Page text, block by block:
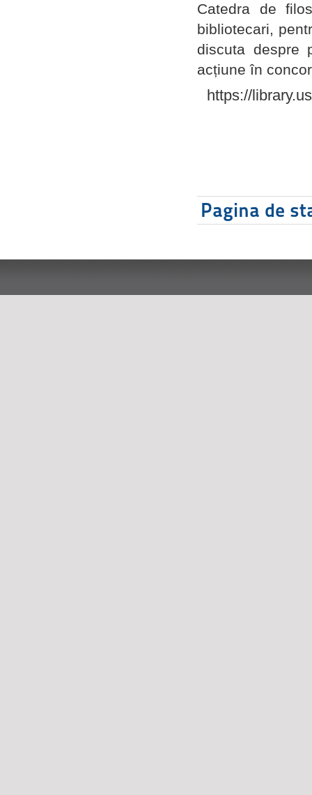
Catedra de
bibliotecari,
discuta despre
acțiune în
https://
Pagina de